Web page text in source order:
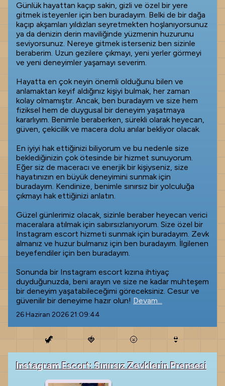
Günlük hayattan kaçıp sakin, gizli ve özel bir yere
gitmek isteyenler için ben buradayım. Belki de bir dağa
kaçıp akşamları yıldızları seyretmekten hoşlanıyorsunuz
ya da denizin derin maviliğinde yüzmenin huzurunu
seviyorsunuz. Nereye gitmek isterseniz ben sizinle
beraberim. Uzun gezilere çıkmayı, yeni yerler görmeyi
ve yeni deneyimler yaşamayı severim.
Hayatta en çok neyin önemli olduğunu bilen ve
anlamaktan keyif aldığınız kişiyi bulmak, her zaman
kolay olmamıştır. Ancak, ben buradayım ve size hem
fiziksel hem de duygusal bir deneyim yaşatmaya
kararlıyım. Benimle beraberken, sürekli olarak heyecan,
güven, çekicilik ve macera dolu anılar bekliyor olacak.
En iyiyi hak ettiğinizi biliyorum ve bu nedenle size
beklediğinizin çok ötesinde bir hizmet sunuyorum.
Eğer siz de maceracı ve enerjik bir kişiyseniz, size
hayatınızın en büyük deneyimini sunmak için
buradayım. Kendinize, benimle sınırsız bir yolculuğa
çıkmayı hak ettiğinizi anlatın.
Güzel günlerimiz olacak, sizinle beraber heyecan verici
maceralara atılmak için sabırsızlanıyorum. Size özel bir
Instagram escort hizmeti sunmak için buradayım. Zevk
almanız ve huzur bulmanız için ben buradayım. İlgilenen
beyefendiler için ben buradayım.
Sonunda bir Instagram escort kızına ihtiyaç
duyduğunuzda, beni arayın ve size ne kadar muhteşem
bir deneyim yaşatabileceğimi göreceksiniz. Cesur ve
güvenilir bir deneyime hazır olun! Devam...
26 Haziran 2026 21:09:44
🦖 🍓 🌝 👙
Instagram Escort: Sınırsız Zevklerin Prensesi